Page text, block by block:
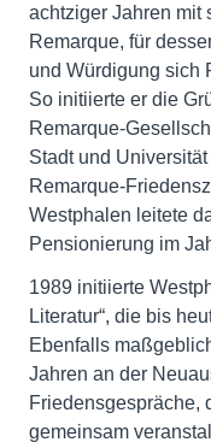
achtziger Jahren mit
Remarque, für
und Würdigung sich
So initiierte er die
Remarque-
Stadt und
Remarque-
Westphalen leitete
Pensionierung im
1989 initiierte
Literatur“, die bis
Ebenfalls
Jahren an der
Friedensgespräche,
gemeinsam